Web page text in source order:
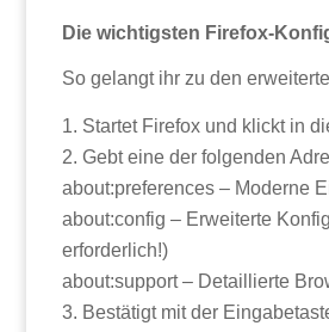
Die wichtigsten Firefox-
So gelangt ihr zu den
Startet Firefox und klickt in
Gebt eine der folgenden
about:preferences – Moderne
about:config – Erweiterte
erforderlich!)
about:support – Detaillierte
Bestätigt mit der